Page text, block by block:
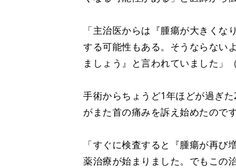
「主治医からは『腫瘍が大きく
する可能性もある。そうならない
ましょう』と言われていました」
手術からちょうど1年ほどが過ぎ
がまた首の痛みを訴え始めたのです
「すぐに検査すると『腫瘍が再
薬治療が始まりました。でもこの